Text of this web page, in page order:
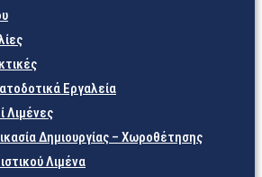
Εργαλεία
Λιμένες
Δημιουργίας – Χωροθέτησης
Λιμένα